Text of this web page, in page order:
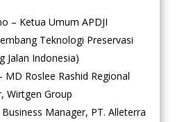
– Ketua Umum APDJI
Teknologi Preservasi
Jalan Indonesia)
MD Roslee Rashid Regional
Wirtgen Group
Manager, PT. Alleterra